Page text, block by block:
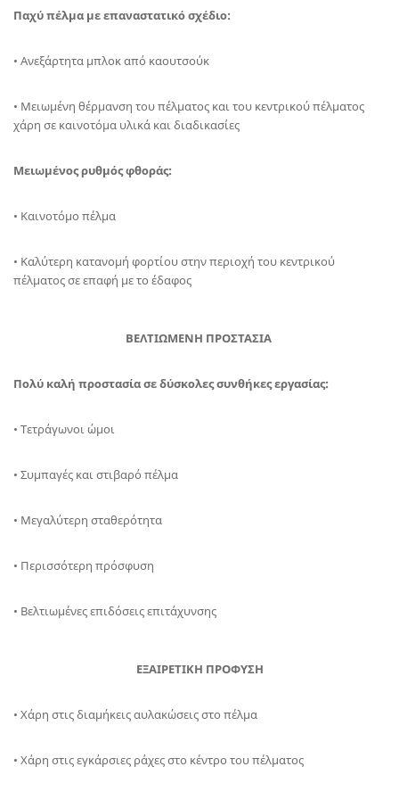
Παχύ πέλμα με επαναστατικό σχέδιο:
• Ανεξάρτητα μπλοκ από καουτσούκ
• Μειωμένη θέρμανση του πέλματος και του κεντρικού πέλματος
χάρη σε καινοτόμα υλικά και διαδικασίες
Μειωμένος ρυθμός φθοράς:
• Καινοτόμο πέλμα
• Καλύτερη κατανομή φορτίου στην περιοχή του κεντρικού
πέλματος σε επαφή με το έδαφος
ΒΕΛΤΙΩΜΕΝΗ ΠΡΟΣΤΑΣΙΑ
Πολύ καλή προστασία σε δύσκολες συνθήκες εργασίας:
• Τετράγωνοι ώμοι
• Συμπαγές και στιβαρό πέλμα
• Μεγαλύτερη σταθερότητα
• Περισσότερη πρόσφυση
• Βελτιωμένες επιδόσεις επιτάχυνσης
ΕΞΑΙΡΕΤΙΚΗ ΠΡΟΦΥΣΗ
• Χάρη στις διαμήκεις αυλακώσεις στο πέλμα
• Χάρη στις εγκάρσιες ράχες στο κέντρο του πέλματος